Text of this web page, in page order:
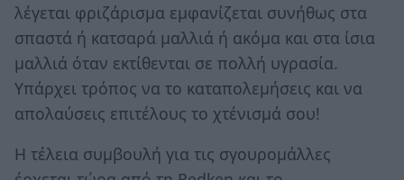
λέγεται φριζάρισμα εμφανίζεται συνήθως στα
σπαστά ή κατσαρά μαλλιά ή ακόμα και στα ίσια
μαλλιά όταν εκτίθενται σε πολλή υγρασία.
Υπάρχει τρόπος να το καταπολεμήσεις και να
απολαύσεις επιτέλους το χτένισμά σου!
Η τέλεια συμβουλή για τις σγουρομάλλες